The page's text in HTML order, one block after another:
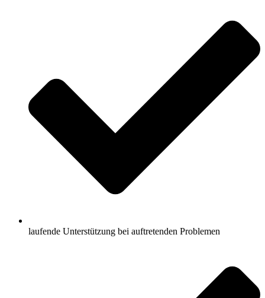
laufende Unterstützung bei auftretenden Problemen